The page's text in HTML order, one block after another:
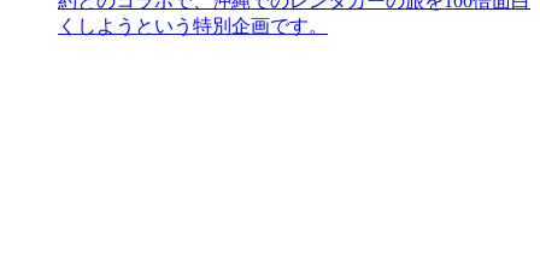
くしようという特別企画です。